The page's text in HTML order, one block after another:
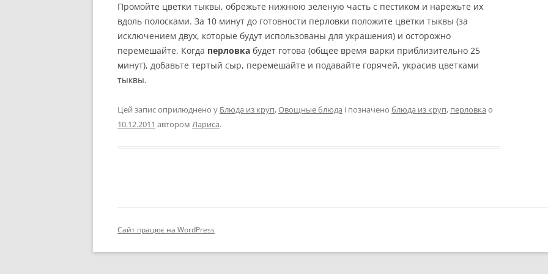
Промойте цветки тыквы, обрежьте нижнюю зеленую часть с пестиком и нарежьте их
вдоль полосками. За 10 минут до готовности перловки положите цветки тыквы (за
исключением двух, которые будут использованы для украшения) и осторожно
перемешайте. Когда перловка будет готова (общее время варки приблизительно 25
минут), добавьте тертый сыр, перемешайте и подавайте горячей, украсив цветками
тыквы.
Цей запис оприлюднено у Блюда из круп,Овощные блюда і позначено блюда из круп, перловка о
10.12.2011 автором Лариса.
Сайт працює на WordPress